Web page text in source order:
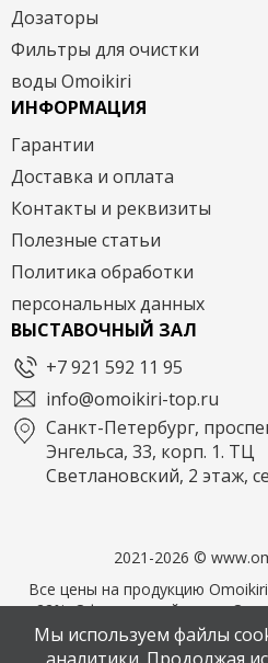
Дозаторы
Фильтры для очистки
воды Omoikiri
ИНФОРМАЦИЯ
Гарантии
Доставка и оплата
Контакты и реквизиты
Полезные статьи
Политика обработки
персональных данных
ВЫСТАВОЧНЫЙ ЗАЛ
+7 921 592 11 95
info@omoikiri-top.ru
Санкт-Петербург,
Энгельса, 33, корп. 1. ТЦ
Светлановский, 2 этаж,
2021-2026 ©
Все цены на продукцию
22%. Официальный дилер
магазин
Мы используем файлы